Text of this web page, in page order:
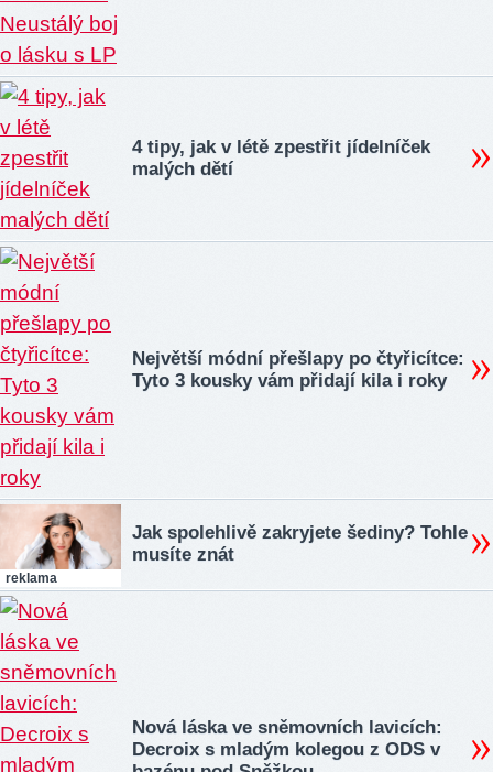
4 tipy, jak v létě zpestřit jídelníček
malých dětí
Největší módní přešlapy po čtyřicítce:
Tyto 3 kousky vám přidají kila i roky
reklama
Jak spolehlivě zakryjete šediny? Tohle
musíte znát
Nová láska ve sněmovních lavicích:
Decroix s mladým kolegou z ODS v